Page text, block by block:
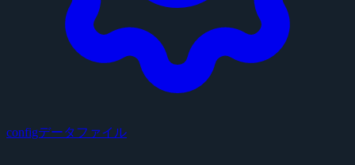
configデータファイル